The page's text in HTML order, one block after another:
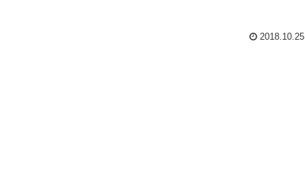
2018.10.25